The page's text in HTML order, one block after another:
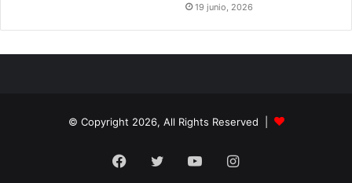
19 junio, 2026
© Copyright 2026, All Rights Reserved |
Facebook
TwitterYouTubeInstagram